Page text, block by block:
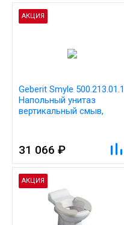
АКЦИЯ
Geberit Smyle 500.213.01.1
Напольный унитаз
вертикальный смыв,
31 066 ₽
АКЦИЯ